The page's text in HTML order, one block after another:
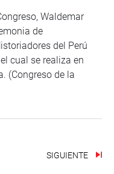
Waldemar
de
del Perú
cual se realiza en
(Congreso de la
SIGUIENTE